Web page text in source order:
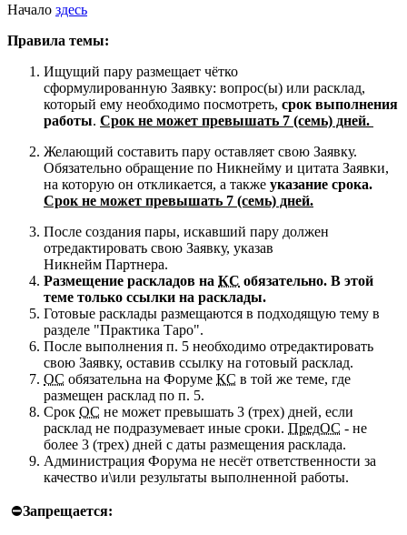
Начало здесь
Правила темы:
Ищущий пару размещает чётко
сформулированную Заявку: вопрос(ы) или расклад,
который ему необходимо посмотреть, срок выполнения
работы. Срок не может превышать 7 (семь) дней.
Желающий составить пару оставляет свою Заявку.
Обязательно обращение по Никнейму и цитата Заявки,
на которую он откликается, а также указание срока.
Срок не может превышать 7 (семь) дней.
После создания пары, искавший пару должен
отредактировать свою Заявку, указав
Никнейм Партнера.
Размещение раскладов на КС обязательно. В этой
теме только ссылки на расклады.
Готовые расклады размещаются в подходящую тему в
разделе "Практика Таро".
После выполнения п. 5 необходимо отредактировать
свою Заявку, оставив ссылку на готовый расклад.
ОС обязательна на Форуме КС в той же теме, где
размещен расклад по п. 5.
Срок ОС не может превышать 3 (трех) дней, если
расклад не подразумевает иные сроки. ПредОС - не
более 3 (трех) дней с даты размещения расклада.
Администрация Форума не несёт ответственности за
качество и\или результаты выполненной работы.
⛔Запрещается: